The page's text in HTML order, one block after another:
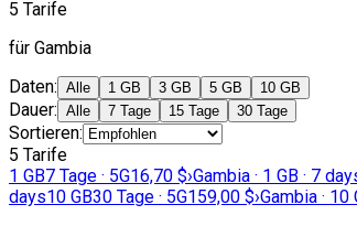
5 Tarife
für Gambia
Daten: Alle 1 GB 3 GB 5 GB 10 GB
Dauer: Alle 7 Tage 15 Tage 30 Tage
Sortieren:
5 Tarife
1 GB7 Tage · 5G16,70 $›Gambia · 1 GB · 7
days10 GB30 Tage · 5G159,00 $›Gambia · 10